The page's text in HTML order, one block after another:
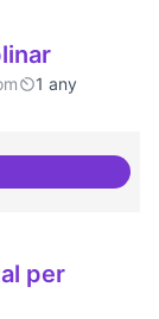
1 any
per